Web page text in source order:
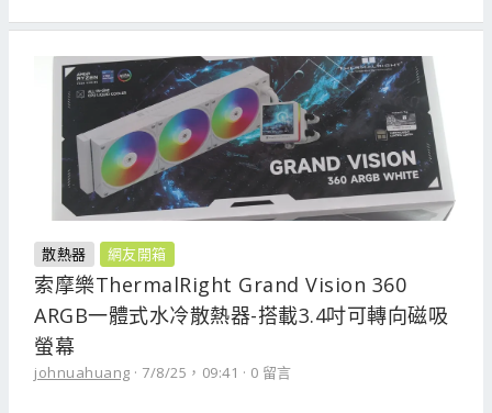
散熱器 網友開箱
索摩樂ThermalRight Grand Vision 360
ARGB一體式水冷散熱器-搭載3.4吋可轉向磁吸
螢幕
johnuahuang 7/8/25，09:41 0 留言